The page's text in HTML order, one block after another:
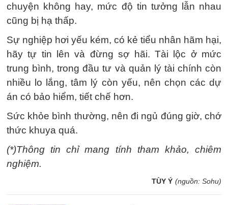
chuyện không hay, mức độ tin tưởng lẫn nhau
cũng bị hạ thấp.
Sự nghiệp hơi yếu kém, có kẻ tiểu nhân hãm hại,
hãy tự tin lên và đừng sợ hãi. Tài lộc ở mức
trung bình, trong đầu tư và quản lý tài chính còn
nhiều lo lắng, tâm lý còn yếu, nên chọn các dự
án có bảo hiểm, tiết chế hơn.
Sức khỏe bình thường, nên đi ngủ đúng giờ, chớ
thức khuya quá.
(*)Thông tin chỉ mang tính tham khảo, chiêm
nghiệm.
TÙY Ý (nguồn: Sohu)